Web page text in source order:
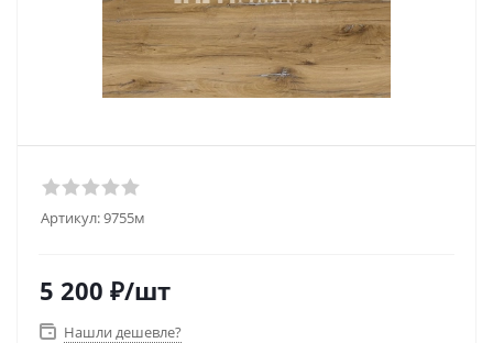
Артикул:9755м
5 200 ₽/шт
Нашли дешевле?